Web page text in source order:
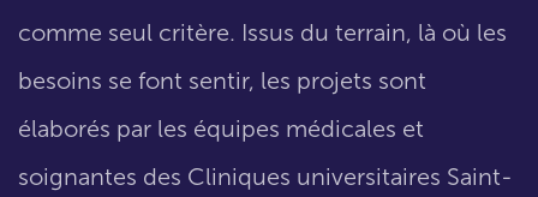
comme seul critère. Issus du terrain, là où les
besoins se font sentir, les projets sont
élaborés par les équipes médicales et
soignantes des Cliniques universitaires Saint-